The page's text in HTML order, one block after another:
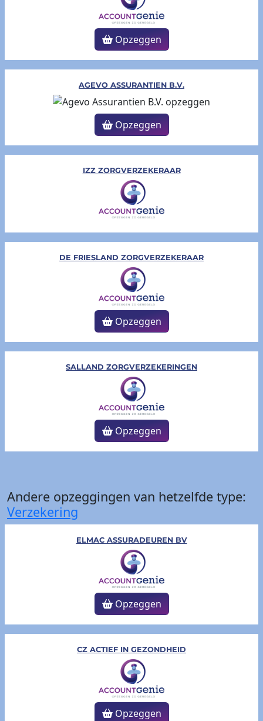
Opzeggen
AGEVO ASSURANTIEN B.V.
Opzeggen
IZZ ZORGVERZ​EKERAAR
DE FRIESLAND ZORGVERZEKERAAR
Opzeggen
SALLAND ZORGVERZEKERINGEN
Opzeggen
Andere opzeggingen van hetzelfde type:
Verzekering
ELMAC ASSURADEUREN BV
Opzeggen
CZ ACTIEF IN GEZONDHEID
Opzeggen